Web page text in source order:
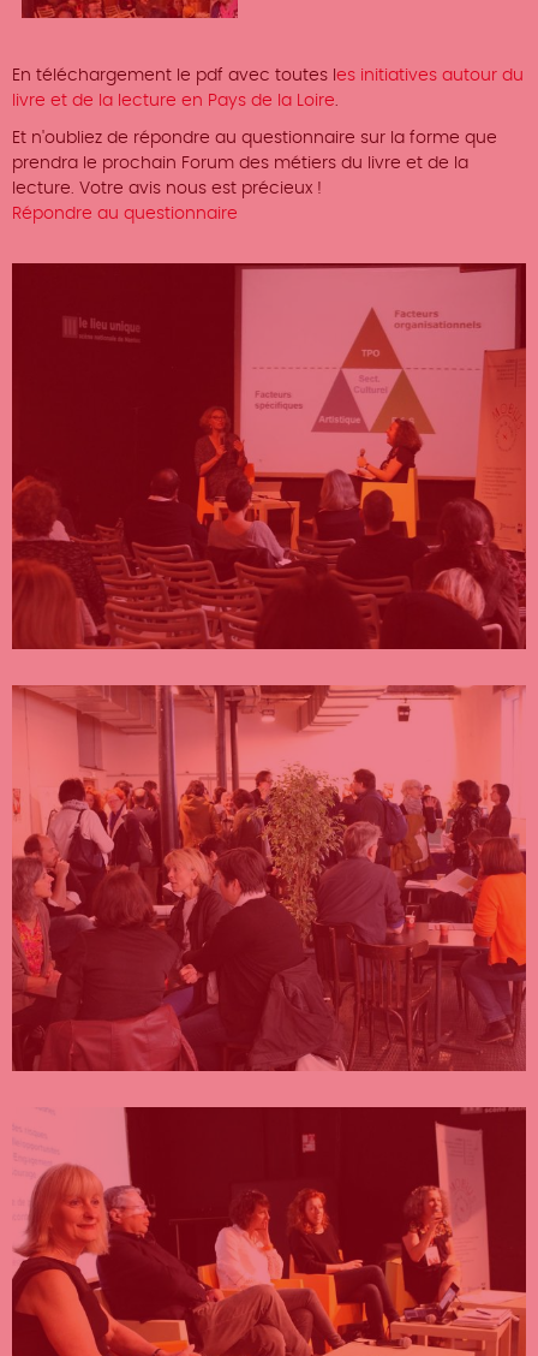
En téléchargement le pdf avec toutes l es initiatives autour du
livre et de la lecture en Pays de la Loire.
Et n'oubliez de répondre au questionnaire sur la forme que
prendra le prochain Forum des métiers du livre et de la
lecture. Votre avis nous est précieux !
Répondre au questionnaire